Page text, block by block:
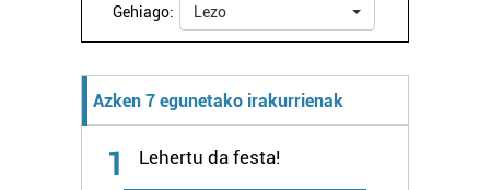
Gehiago: Lezo
Azken 7 egunetako irakurrienak
1 Lehertu da festa!